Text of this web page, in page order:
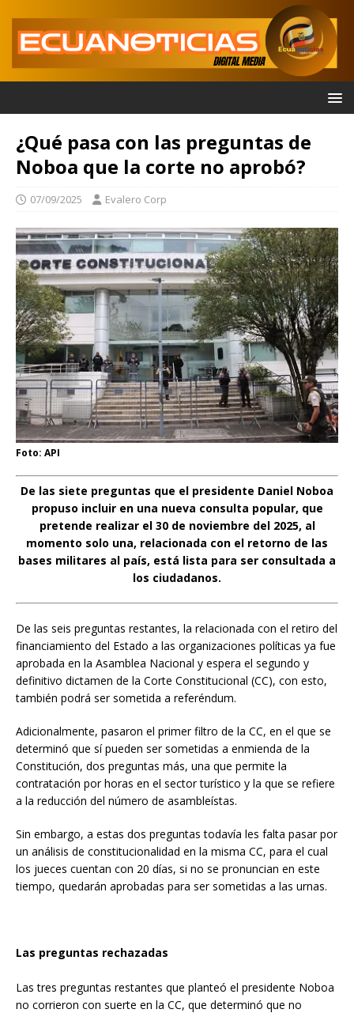
¿Qué pasa con las preguntas de
Noboa que la corte no aprobó?
07/09/2025 Evalero Corp
Foto: API
De las siete preguntas que el presidente Daniel Noboa
propuso incluir en una nueva consulta popular, que
pretende realizar el 30 de noviembre del 2025, al
momento solo una, relacionada con el retorno de las
bases militares al país, está lista para ser consultada a
los ciudadanos.
De las seis preguntas restantes, la relacionada con el retiro del
financiamiento del Estado a las organizaciones políticas ya fue
aprobada en la Asamblea Nacional y espera el segundo y
definitivo dictamen de la Corte Constitucional (CC), con esto,
también podrá ser sometida a referéndum.
Adicionalmente, pasaron el primer filtro de la CC, en el que se
determinó que sí pueden ser sometidas a enmienda de la
Constitución, dos preguntas más, una que permite la
contratación por horas en el sector turístico y la que se refiere
a la reducción del número de asambleístas.
Sin embargo, a estas dos preguntas todavía les falta pasar por
un análisis de constitucionalidad en la misma CC, para el cual
los jueces cuentan con 20 días, si no se pronuncian en este
tiempo, quedarán aprobadas para ser sometidas a las urnas.
Las preguntas rechazadas
Las tres preguntas restantes que planteó el presidente Noboa
no corrieron con suerte en la CC, que determinó que no